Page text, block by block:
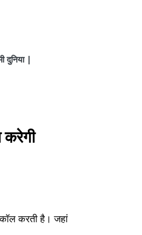
दुनिया |
करती है। जहां